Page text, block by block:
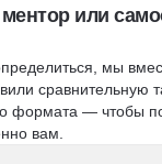
или
мы
сравнительную
формата — чтобы
вам.